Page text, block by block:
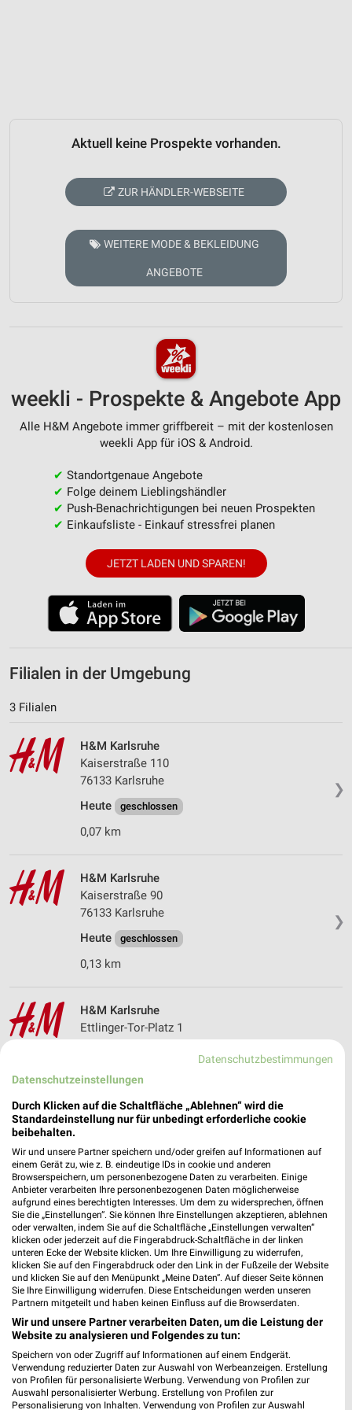
Aktuell keine Prospekte vorhanden.
ZUR HÄNDLER-WEBSEITE
WEITERE MODE & BEKLEIDUNG
ANGEBOTE
weekli - Prospekte & Angebote App
Alle H&M Angebote immer griffbereit – mit der kostenlosen
weekli App für iOS & Android.
✔ Standortgenaue Angebote
✔ Folge deinem Lieblingshändler
✔ Push-Benachrichtigungen bei neuen Prospekten
✔ Einkaufsliste - Einkauf stressfrei planen
JETZT LADEN UND SPAREN!
Filialen in der Umgebung
3 Filialen
❯
H&M Karlsruhe
Kaiserstraße 110
76133 Karlsruhe
Heute
geschlossen
0,07 km
❯
H&M Karlsruhe
Kaiserstraße 90
76133 Karlsruhe
Heute
geschlossen
0,13 km
❯
H&M Karlsruhe
Ettlinger-Tor-Platz 1
Datenschutzbestimmungen
Datenschutzeinstellungen
Durch Klicken auf die Schaltfläche „Ablehnen“ wird die
Standardeinstellung nur für unbedingt erforderliche cookie
beibehalten.
Wir und unsere Partner speichern und/oder greifen auf Informationen auf
einem Gerät zu, wie z. B. eindeutige IDs in cookie und anderen
Browserspeichern, um personenbezogene Daten zu verarbeiten. Einige
Anbieter verarbeiten Ihre personenbezogenen Daten möglicherweise
aufgrund eines berechtigten Interesses. Um dem zu widersprechen, öffnen
Sie die „Einstellungen“. Sie können Ihre Einstellungen akzeptieren, ablehnen
oder verwalten, indem Sie auf die Schaltfläche „Einstellungen verwalten“
klicken oder jederzeit auf die Fingerabdruck-Schaltfläche in der linken
unteren Ecke der Website klicken. Um Ihre Einwilligung zu widerrufen,
klicken Sie auf den Fingerabdruck oder den Link in der Fußzeile der Website
und klicken Sie auf den Menüpunkt „Meine Daten“. Auf dieser Seite können
Sie Ihre Einwilligung widerrufen. Diese Entscheidungen werden unseren
Partnern mitgeteilt und haben keinen Einfluss auf die Browserdaten.
Wir und unsere Partner verarbeiten Daten, um die Leistung der
Website zu analysieren und Folgendes zu tun:
Speichern von oder Zugriff auf Informationen auf einem Endgerät.
Verwendung reduzierter Daten zur Auswahl von Werbeanzeigen. Erstellung
von Profilen für personalisierte Werbung. Verwendung von Profilen zur
Auswahl personalisierter Werbung. Erstellung von Profilen zur
Personalisierung von Inhalten. Verwendung von Profilen zur Auswahl